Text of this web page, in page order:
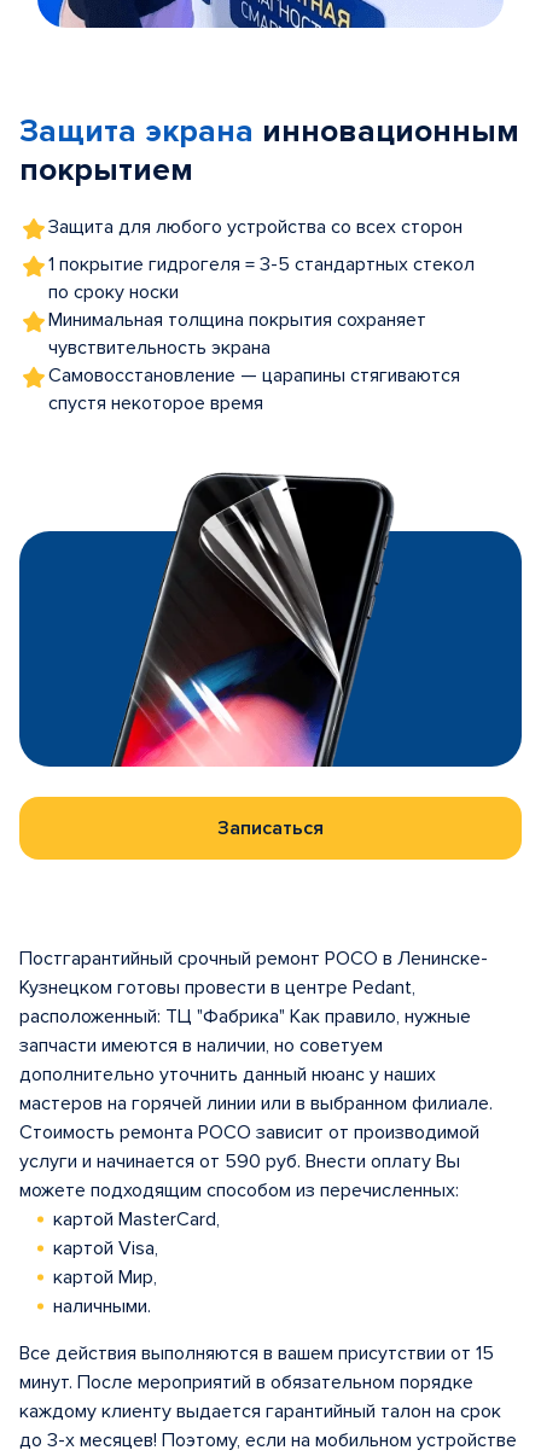
5
Защита экрана инновационным
покрытием
Защита для любого устройства со всех сторон
1 покрытие гидрогеля = 3-5 стандартных стекол
по сроку носки
Минимальная толщина покрытия сохраняет
чувствительность экрана
Самовосстановление — царапины стягиваются
спустя некоторое время
Записаться
Постгарантийный срочный ремонт POCO в Ленинске-
Кузнецком готовы провести в центрe Pedant,
расположенный: ТЦ "Фабрика" Как правило, нужные
запчасти имеются в наличии, но советуем
дополнительно уточнить данный нюанс у наших
мастеров на горячей линии или в выбранном филиале.
Стоимость ремонта POCO зависит от производимой
услуги и начинается от 590 руб. Внести оплату Вы
можете подходящим способом из перечисленных:
картой MasterCard,
картой Visa,
картой Мир,
наличными.
Все действия выполняются в вашем присутствии от 15
минут. После мероприятий в обязательном порядке
каждому клиенту выдается гарантийный талон на срок
до 3-х месяцев! Поэтому, если на мобильном устройстве